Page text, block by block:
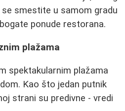
smestite u samom gradu
ponude restorana.
plažama
spektakularnim plažama
Kao što jedan putnik
strani su predivne - vredi